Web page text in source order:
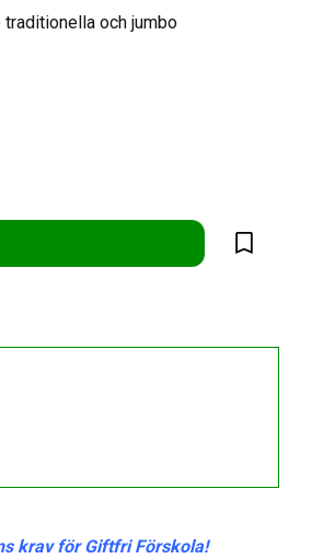
och jumbo
Lägg till
krav för Giftfri Förskola!